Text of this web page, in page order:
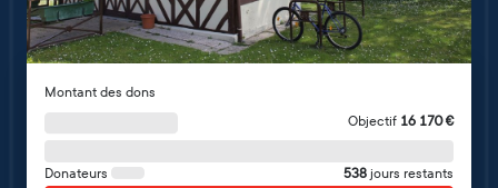
Montant des dons
Objectif 16 170€
Donateurs 538 jours restants